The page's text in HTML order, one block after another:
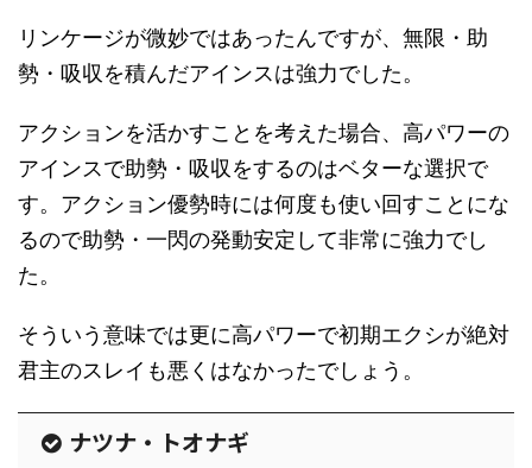
リンケージが微妙ではあったんですが、無限・助
勢・吸収を積んだアインスは強力でした。
アクションを活かすことを考えた場合、高パワーの
アインスで助勢・吸収をするのはベターな選択で
す。アクション優勢時には何度も使い回すことにな
るので助勢・一閃の発動安定して非常に強力でし
た。
そういう意味では更に高パワーで初期エクシが絶対
君主のスレイも悪くはなかったでしょう。
ナツナ・トオナギ